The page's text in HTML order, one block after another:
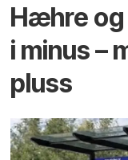
Hæhre
i minus –
pluss